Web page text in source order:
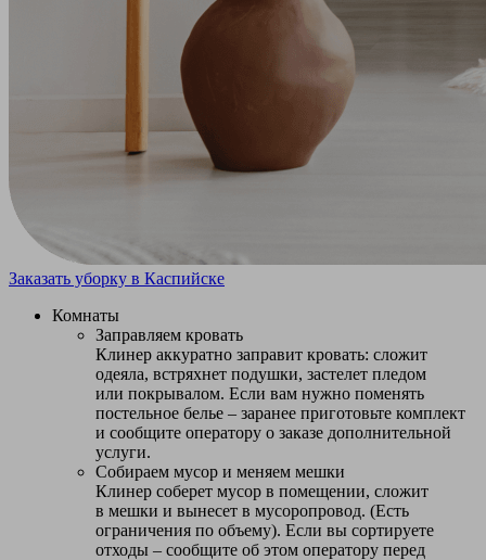
Заказать уборку в Каспийске
Комнаты
Заправляем кровать
Клинер аккуратно заправит кровать: сложит
одеяла, встряхнет подушки, застелет пледом
или покрывалом. Если вам нужно поменять
постельное белье – заранее приготовьте комплект
и сообщите оператору о заказе дополнительной
услуги.
Собираем мусор и меняем мешки
Клинер соберет мусор в помещении, сложит
в мешки и вынесет в мусоропровод. (Есть
ограничения по объему). Если вы сортируете
отходы – сообщите об этом оператору перед